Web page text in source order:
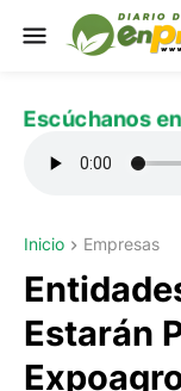
Escúchanos
Inicio Empresas
Estarán